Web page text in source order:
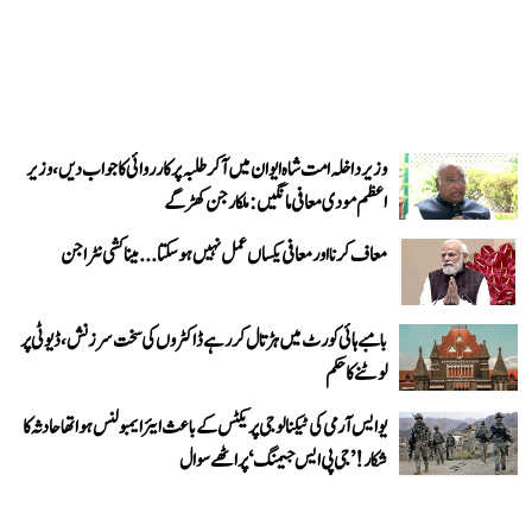
وزیر داخلہ امت شاہ ایوان میں آ کر طلبہ پر کارروائی کا جواب دیں، وزیر
اعظم مودی معافی مانگیں: ملکارجن کھڑگے
معاف کرنا اور معافی یکساں عمل نہیں ہو سکتا... میناکشی نٹراجن
بامبے ہائی کورٹ میں ہڑتال کر رہے ڈاکٹروں کی سخت سرزنش، ڈیوٹی پر
لوٹنے کا حکم
یو ایس آرمی کی ٹیکنالوجی پریکٹس کے باعث ایئر ایمبولنس ہوا تھا حادثہ کا
شکار! ’جی پی ایس جیمنگ‘ پر اٹھے سوال